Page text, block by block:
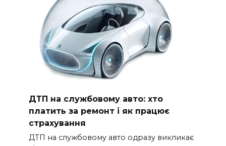
ДТП на службовому авто: хто
платить за ремонт і як працює
страхування
ДТП на службовому авто одразу викликає